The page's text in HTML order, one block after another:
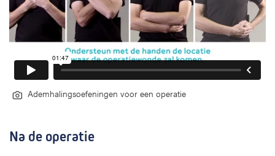
Ademhalingsoefeningen voor een operatie
Na de operatie